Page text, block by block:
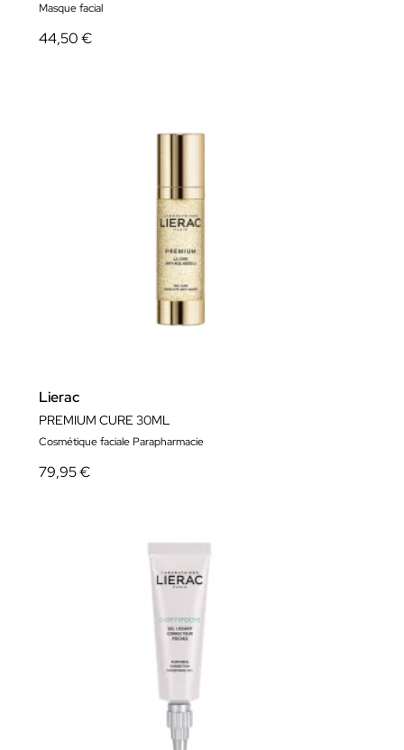
Masque facial
44,50 €
Lierac
PREMIUM CURE 30ML
Cosmétique faciale Parapharmacie
79,95 €